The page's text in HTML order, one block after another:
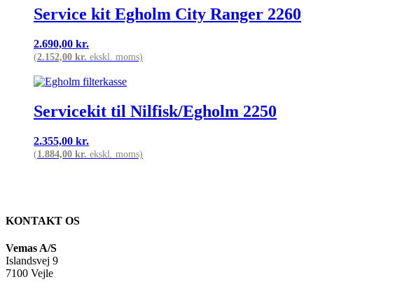
Service kit Egholm City Ranger 2260
2.690,00 kr.
(2.152,00 kr. ekskl. moms)
Servicekit til Nilfisk/Egholm 2250
2.355,00 kr.
(1.884,00 kr. ekskl. moms)
KONTAKT OS
Vemas A/S
Islandsvej 9
7100 Vejle